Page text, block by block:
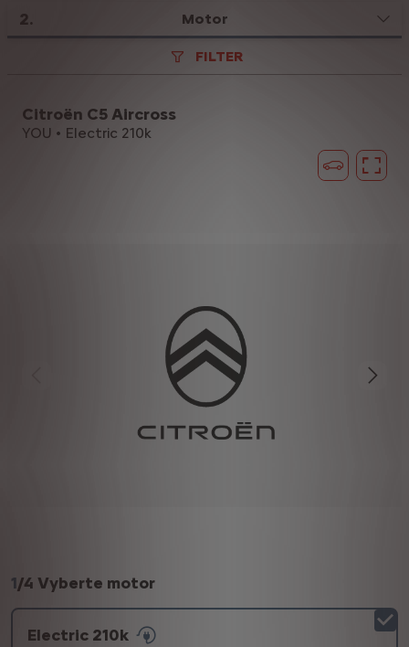
2. Motor
FILTER
Citroën C5 Aircross
YOU • Electric 210k
1/4 Vyberte motor
Electric 210k